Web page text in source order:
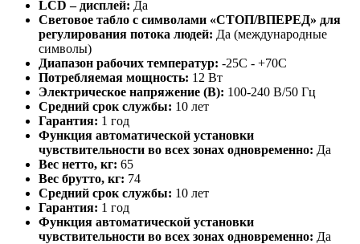
LCD – дисплей: Да
Световое табло с символами «СТОП/ВПЕРЕД» для
регулирования потока людей: Да (международные
символы)
Диапазон рабочих температур: -25С - +70С
Потребляемая мощность: 12 Вт
Электрическое напряжение (В): 100-240 В/50 Гц
Средний срок службы: 10 лет
Гарантия: 1 год
Функция автоматической установки
чувствительности во всех зонах одновременно: Да
Вес нетто, кг: 65
Вес брутто, кг: 74
Средний срок службы: 10 лет
Гарантия: 1 год
Функция автоматической установки
чувствительности во всех зонах одновременно: Да